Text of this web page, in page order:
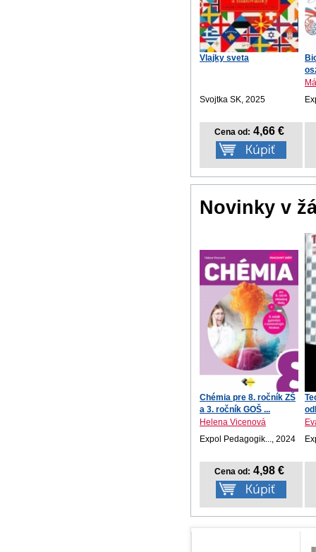
Vlajky sveta
Svojtka SK, 2025
Cena od: 4,66 €
Novinky v
Chémia pre 8. ročník ZŠ
a 3. ročník GOŠ ...
Helena Vicenová
Expol Pedagogik..., 2024
Cena od: 4,98 €